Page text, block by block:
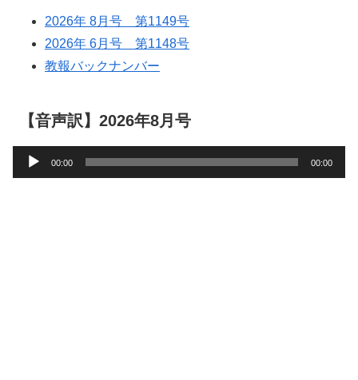
2026年 8月号 第1149号
2026年 6月号 第1148号
教報バックナンバー
【音声訳】2026年8月号
声
00:00 00:00